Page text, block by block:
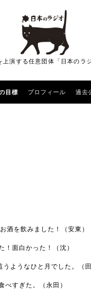
上演する任意団体「日本のラ
目標 プロフィール 過去
酒を飲みました！（安東）
！面白かった！（沈）
ようなひと月でした。（田
べすぎた。（永田）